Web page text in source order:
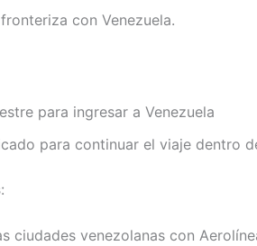
con Venezuela.
para ingresar a Venezuela
para continuar el viaje dentro
:
ciudades venezolanas con